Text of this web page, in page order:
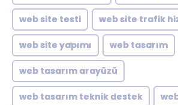
web site testi web site trafik
web site yapımı web tasarım
web tasarım arayüzü
web tasarım teknik destek